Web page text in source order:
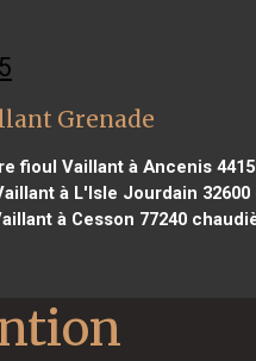
Grenade
fioul Vaillant à Ancenis
à L'Isle Jourdain 32600
à Cesson 77240